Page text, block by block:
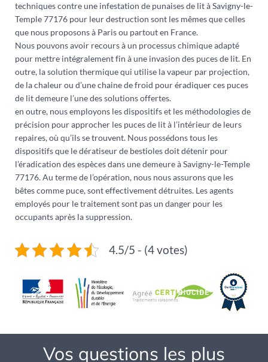
techniques contre une infestation de punaises de lit à Savigny-le-
Temple 77176 pour leur destruction sont les mêmes que celles
que nous proposons à Paris ou partout en France.
Nous pouvons avoir recours à un processus chimique adapté
pour mettre intégralement fin à une invasion des puces de lit. En
outre, la solution thermique qui utilise la vapeur par projection,
de la chaleur ou d’une chaine de froid pour éradiquer ces puces
de lit demeure l’une des solutions offertes.
en outre, nous employons les dispositifs et les méthodologies de
précision pour approcher les puces de lit à l’intérieur de leurs
repaires, où qu’ils se trouvent. Nous possédons tous les
dispositifs que le dératiseur de bestioles doit détenir pour
l’éradication des espèces dans une demeure à Savigny-le-Temple
77176. Au terme de l’opération, nous nous assurons que les
bêtes comme puce, sont effectivement détruites. Les agents
employés pour le traitement sont pas un danger pour les
occupants après la suppression.
4.5/5 - (4 votes)
Vos questions les plus